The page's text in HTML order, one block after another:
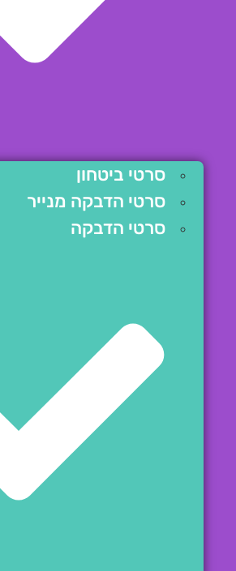
סרטי ביטחון
סרטי הדבקה מנייר
סרטי הדבקה